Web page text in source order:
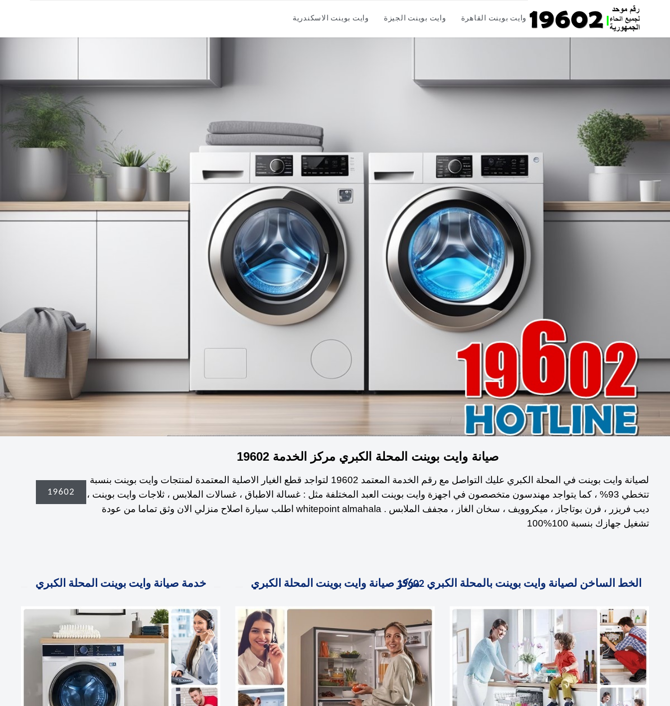
Skip
to
content
وايت بوينت القاهرة وايت بوينت الجيزة وايت بوينت الاسكندرية
صيانة وايت بوينت المحلة الكبري مركز الخدمة 19602
لصيانة وايت بوينت في المحلة الكبري عليك التواصل مع رقم الخدمة المعتمد 19602 لتواجد قطع الغيار الاصلية المعتمدة لمنتجات وايت بوينت بنسبة
تتخطي 93% ، كما يتواجد مهندسون متخصصون في اجهزة وايت بوينت العبد المختلفة مثل : غسالة الاطباق ، غسالات الملابس ، ثلاجات وايت بوينت ،
ديب فريزر ، فرن بوتاجاز ، ميكروويف ، سخان الغاز ، مجفف الملابس . whitepoint almahala اطلب سيارة اصلاح منزلي الان وثق تماما من عودة
تشغيل جهازك بنسبة 100%100
19602
خدمة صيانة وايت بوينت المحلة الكبري مركز صيانة وايت بوينت المحلة الكبري الخط الساخن لصيانة وايت بوينت بالمحلة الكبري 19602